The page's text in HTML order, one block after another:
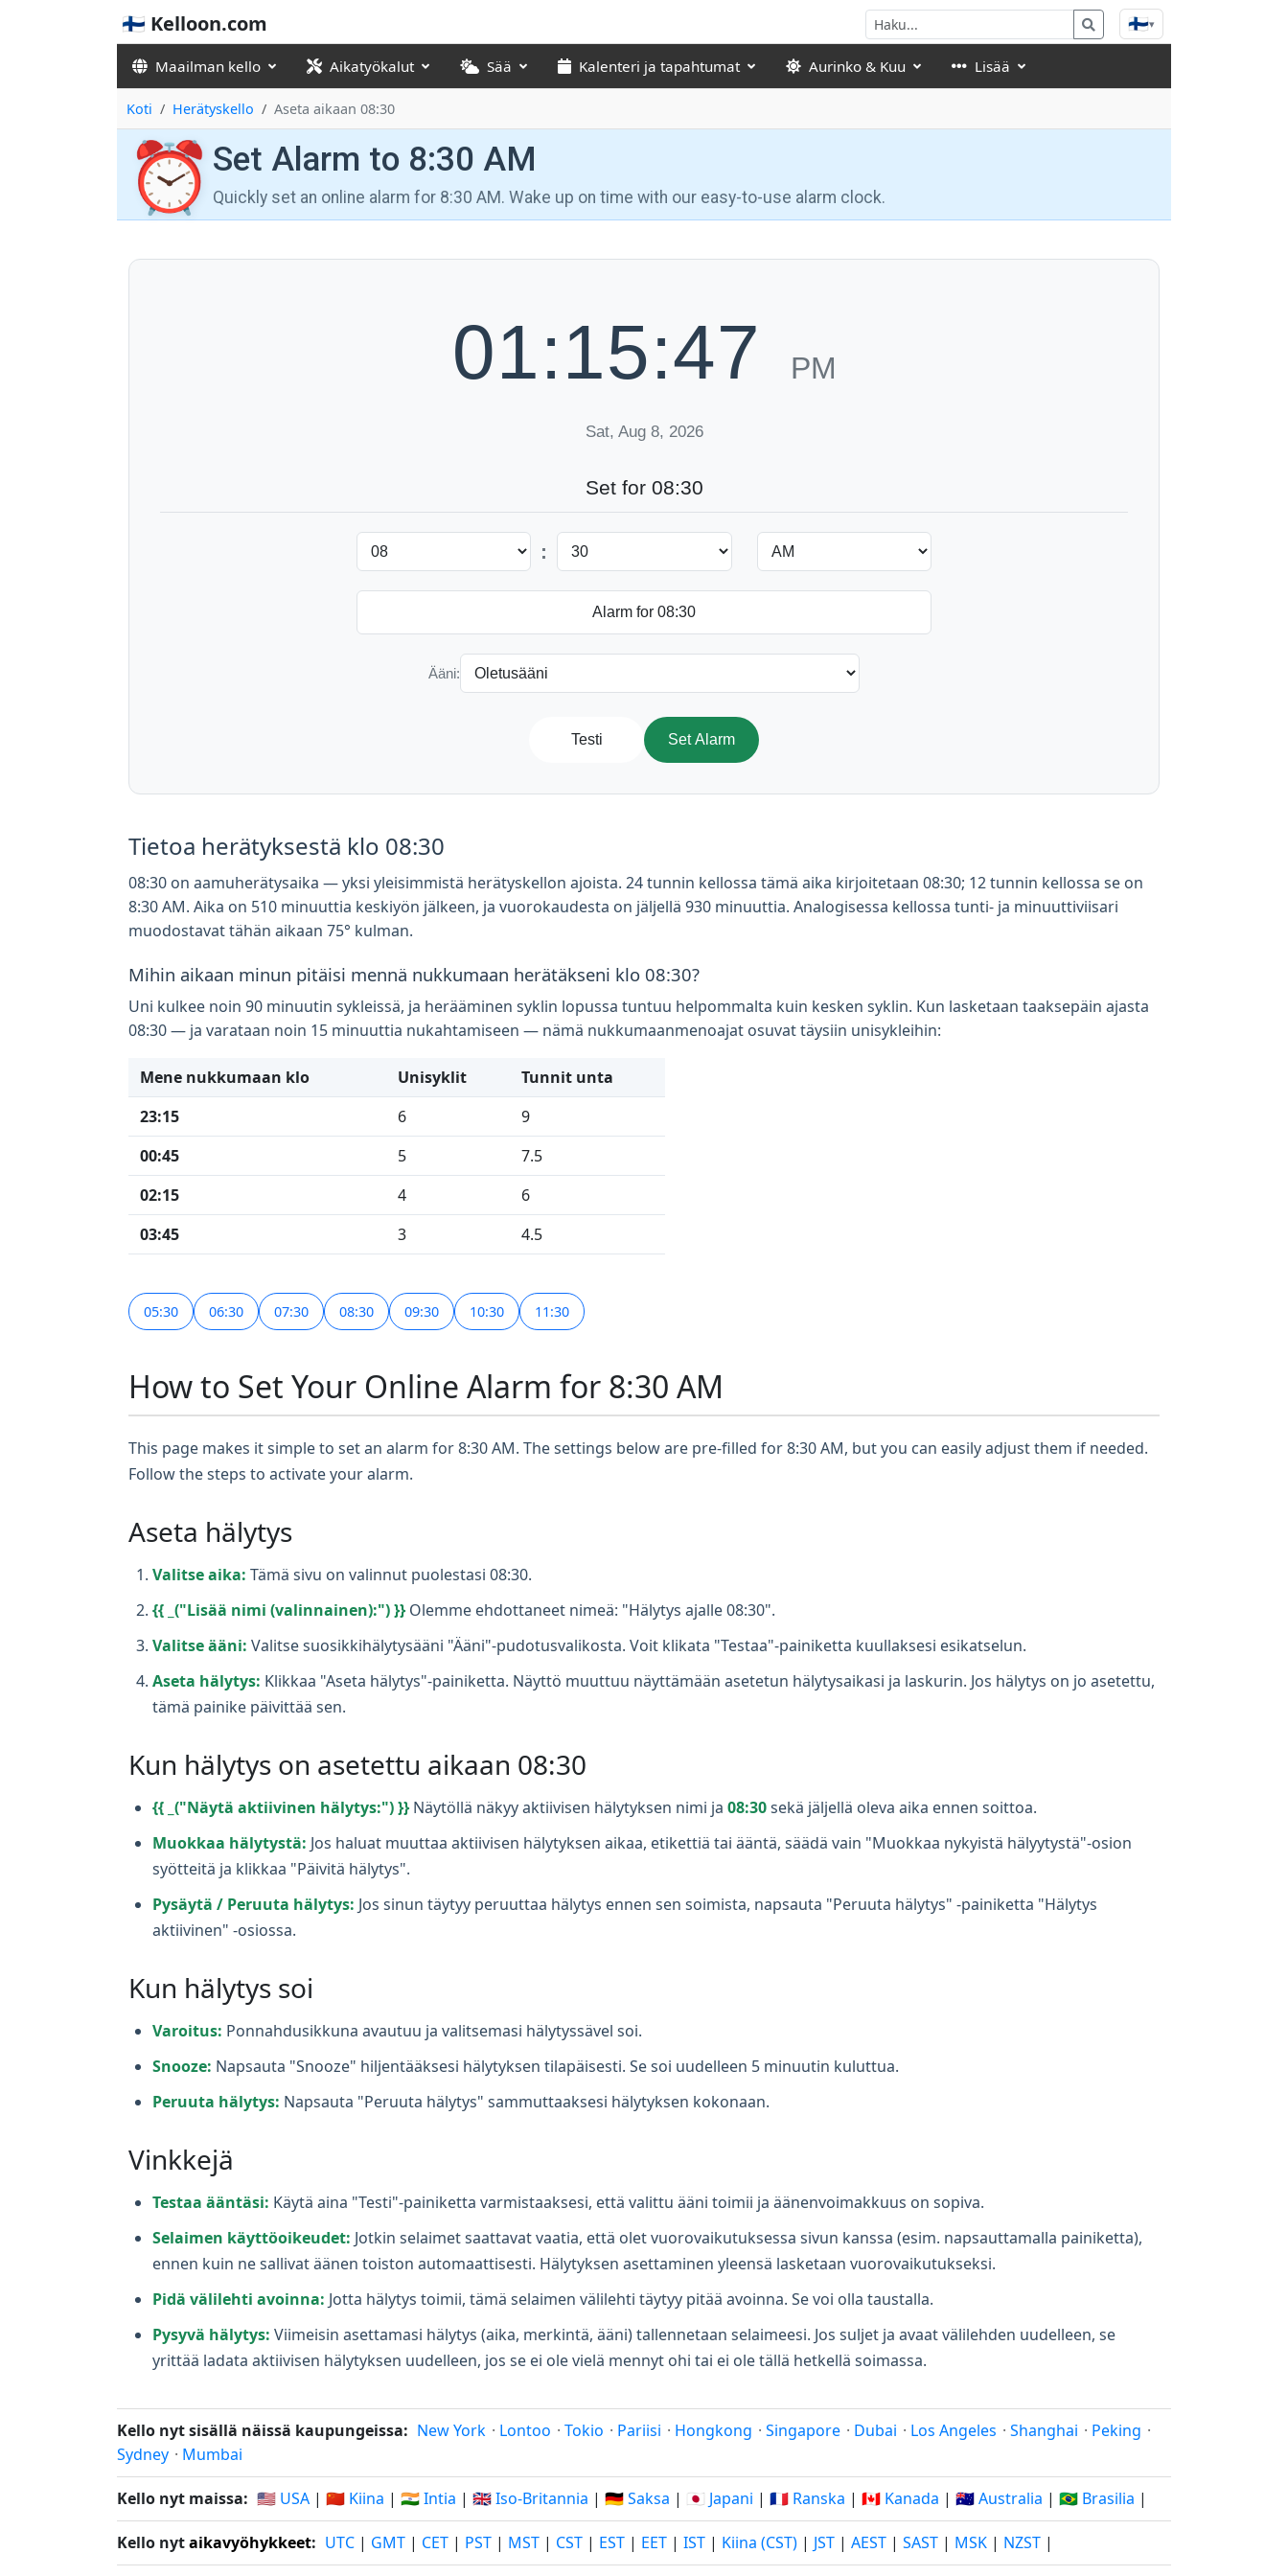
🇫🇮 Kelloon.com 🇫🇮▾
Maailman kello Aikatyökalut Sää Kalenteri ja tapahtumat Aurinko & Kuu Lisää
Koti Herätyskello Aseta aikaan 08:30
⏰ Set Alarm to 8:30 AM
Quickly set an online alarm for 8:30 AM. Wake up on time with our easy-to-use alarm clock.
01:15:48 PM
Sat, Aug 8, 2026
Set for 08:30
:
Ääni:
Testi Set Alarm
Tietoa herätyksestä klo 08:30
08:30 on aamuherätysaika — yksi yleisimmistä herätyskellon ajoista. 24 tunnin kellossa tämä aika kirjoitetaan 08:30; 12 tunnin kellossa se on
8:30 AM. Aika on 510 minuuttia keskiyön jälkeen, ja vuorokaudesta on jäljellä 930 minuuttia. Analogisessa kellossa tunti- ja minuuttiviisari
muodostavat tähän aikaan 75° kulman.
Mihin aikaan minun pitäisi mennä nukkumaan herätäkseni klo 08:30?
Uni kulkee noin 90 minuutin sykleissä, ja herääminen syklin lopussa tuntuu helpommalta kuin kesken syklin. Kun lasketaan taaksepäin ajasta
08:30 — ja varataan noin 15 minuuttia nukahtamiseen — nämä nukkumaanmenoajat osuvat täysiin unisykleihin:
Mene nukkumaan klo Unisyklit
Tunnit unta
23:15
6
9
00:45
5
7.5
02:15
4
6
03:45
3 4.5
05:30 06:30 07:30 08:30 09:30 10:30 11:30
How to Set Your Online Alarm for 8:30 AM
This page makes it simple to set an alarm for 8:30 AM. The settings below are pre-filled for 8:30 AM, but you can easily adjust them if needed.
Follow the steps to activate your alarm.
Aseta hälytys
Valitse aika: Tämä sivu on valinnut puolestasi 08:30.
{{ _("Lisää nimi (valinnainen):") }} Olemme ehdottaneet nimeä: "Hälytys ajalle 08:30".
Valitse ääni: Valitse suosikkihälytysääni "Ääni"-pudotusvalikosta. Voit klikata "Testaa"-painiketta kuullaksesi esikatselun.
Aseta hälytys: Klikkaa "Aseta hälytys"-painiketta. Näyttö muuttuu näyttämään asetetun hälytysaikasi ja laskurin. Jos hälytys on jo asetettu,
tämä painike päivittää sen.
Kun hälytys on asetettu aikaan 08:30
{{ _("Näytä aktiivinen hälytys:") }} Näytöllä näkyy aktiivisen hälytyksen nimi ja 08:30sekä jäljellä oleva aika ennen soittoa.
Muokkaa hälytystä: Jos haluat muuttaa aktiivisen hälytyksen aikaa, etikettiä tai ääntä, säädä vain "Muokkaa nykyistä hälyytystä"-osion
syötteitä ja klikkaa "Päivitä hälytys".
Pysäytä / Peruuta hälytys: Jos sinun täytyy peruuttaa hälytys ennen sen soimista, napsauta "Peruuta hälytys" -painiketta "Hälytys
aktiivinen" -osiossa.
Kun hälytys soi
Varoitus: Ponnahdusikkuna avautuu ja valitsemasi hälytyssävel soi.
Snooze: Napsauta "Snooze" hiljentääksesi hälytyksen tilapäisesti. Se soi uudelleen 5 minuutin kuluttua.
Peruuta hälytys: Napsauta "Peruuta hälytys" sammuttaaksesi hälytyksen kokonaan.
Vinkkejä
Testaa ääntäsi: Käytä aina "Testi"-painiketta varmistaaksesi, että valittu ääni toimii ja äänenvoimakkuus on sopiva.
Selaimen käyttöoikeudet: Jotkin selaimet saattavat vaatia, että olet vuorovaikutuksessa sivun kanssa (esim. napsauttamalla painiketta),
ennen kuin ne sallivat äänen toiston automaattisesti. Hälytyksen asettaminen yleensä lasketaan vuorovaikutukseksi.
Pidä välilehti avoinna: Jotta hälytys toimii, tämä selaimen välilehti täytyy pitää avoinna. Se voi olla taustalla.
Pysyvä hälytys: Viimeisin asettamasi hälytys (aika, merkintä, ääni) tallennetaan selaimeesi. Jos suljet ja avaat välilehden uudelleen, se
yrittää ladata aktiivisen hälytyksen uudelleen, jos se ei ole vielä mennyt ohi tai ei ole tällä hetkellä soimassa.
Kello nyt sisällä näissä kaupungeissa: New York · Lontoo · Tokio · Pariisi · Hongkong · Singapore · Dubai · Los Angeles · Shanghai · Peking ·
Sydney · Mumbai
Kello nyt maissa: 🇺🇸 USA | 🇨🇳 Kiina | 🇮🇳 Intia | 🇬🇧 Iso-Britannia | 🇩🇪 Saksa | 🇯🇵 Japani | 🇫🇷 Ranska | 🇨🇦 Kanada | 🇦🇺 Australia | 🇧🇷 Brasilia |
Kello nytaikavyöhykkeet: UTC | GMT | CET | PST | MST | CST | EST | EET | IST | Kiina (CST) | JST | AEST | SAST | MSK | NZST |